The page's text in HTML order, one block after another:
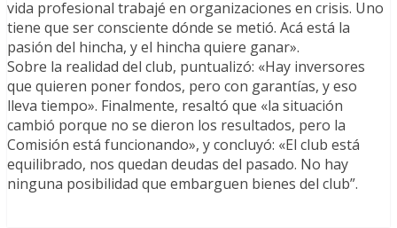
vida profesional trabajé en organizaciones en crisis. Uno
tiene que ser consciente dónde se metió. Acá está la
pasión del hincha, y el hincha quiere ganar».
Sobre la realidad del club, puntualizó: «Hay inversores
que quieren poner fondos, pero con garantías, y eso
lleva tiempo». Finalmente, resaltó que «la situación
cambió porque no se dieron los resultados, pero la
Comisión está funcionando», y concluyó: «El club está
equilibrado, nos quedan deudas del pasado. No hay
ninguna posibilidad que embarguen bienes del club”.